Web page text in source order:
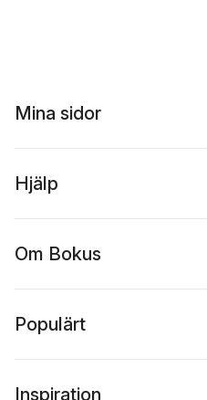
Mina sidor
Hjälp
Om Bokus
Populärt
Inspiration